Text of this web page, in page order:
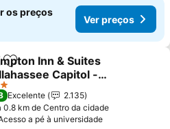
os preços
Ver preços
Adicionar aos favoritos
Inn & Suites
Capitol -
preços
Excelente
2.135
0.8 km de Centro da cidade
a pé à universidadeVer preços